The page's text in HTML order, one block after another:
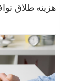
هزینه طلاق